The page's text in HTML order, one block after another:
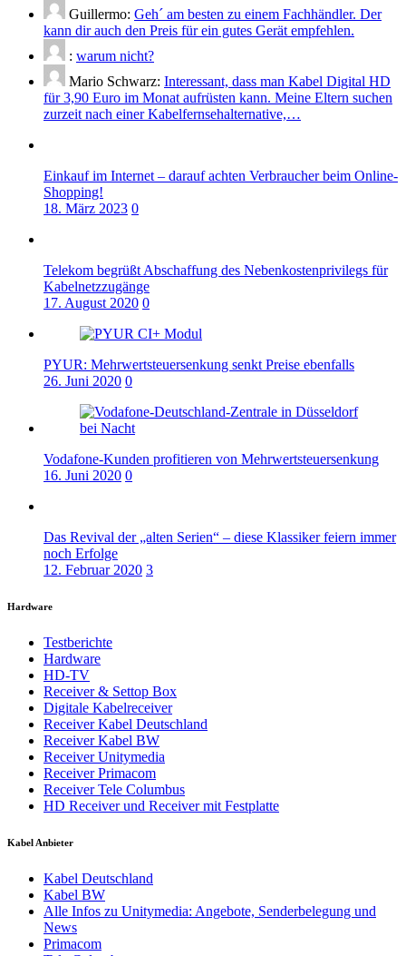
Guillermo: Geh´ am besten zu einem Fachhändler. Der
kann dir auch den Preis für ein gutes Gerät empfehlen.
: warum nicht?
Mario Schwarz: Interessant, dass man Kabel Digital HD
für 3,90 Euro im Monat aufrüsten kann. Meine Eltern suchen
zurzeit nach einer Kabelfernsehalternative,…
Einkauf im Internet – darauf achten Verbraucher beim Online-
Shopping!
18. März 2023 0
Telekom begrüßt Abschaffung des Nebenkostenprivilegs für
Kabelnetzzugänge
17. August 2020 0
PYUR: Mehrwertsteuersenkung senkt Preise ebenfalls
26. Juni 2020 0
Vodafone-Kunden profitieren von Mehrwertsteuersenkung
16. Juni 2020 0
Das Revival der „alten Serien“ – diese Klassiker feiern immer
noch Erfolge
12. Februar 2020 3
Hardware
Testberichte
Hardware
HD-TV
Receiver & Settop Box
Digitale Kabelreceiver
Receiver Kabel Deutschland
Receiver Kabel BW
Receiver Unitymedia
Receiver Primacom
Receiver Tele Columbus
HD Receiver und Receiver mit Festplatte
Kabel Anbieter
Kabel Deutschland
Kabel BW
Alle Infos zu Unitymedia: Angebote, Senderbelegung und
News
Primacom